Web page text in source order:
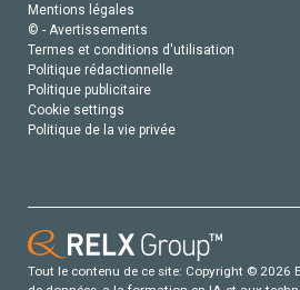
Mentions légales
© - Avertissements
Termes et conditions d'utilisation
Politique rédactionnelle
Politique publicitaire
Cookie settings
Politique de la vie privée
Tout le contenu de ce site: Copyright © 2026